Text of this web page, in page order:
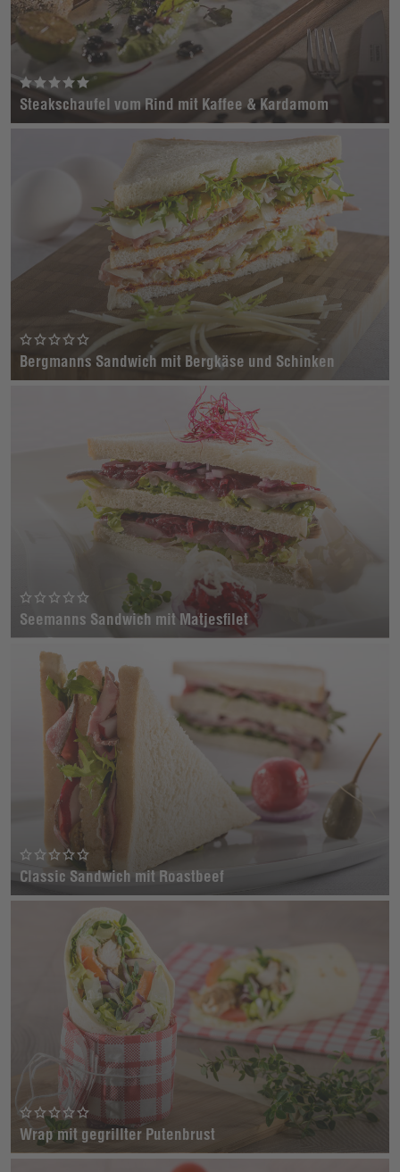
Steakschaufel vom Rind mit Kaffee & Kardamom
Bergmanns Sandwich mit Bergkäse und Schinken
Seemanns Sandwich mit Matjesfilet
Classic Sandwich mit Roastbeef
Wrap mit gegrillter Putenbrust